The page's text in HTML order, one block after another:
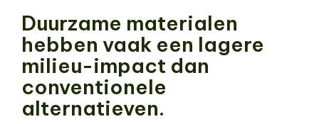
Duurzame materialen
hebben vaak een lagere
milieu-impact dan
conventionele
alternatieven.